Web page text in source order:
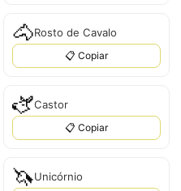
🐴Rosto de Cavalo
📋 Copiar
🫏Castor
📋 Copiar
🦄Unicórnio